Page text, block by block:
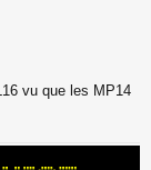
vu que les MP14